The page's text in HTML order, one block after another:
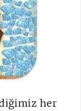
her